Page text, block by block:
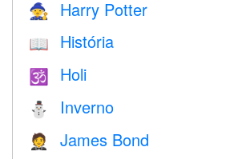
🧙 Harry Potter
📖 História
🕉 Holi
⛄ Inverno
🤵 James Bond